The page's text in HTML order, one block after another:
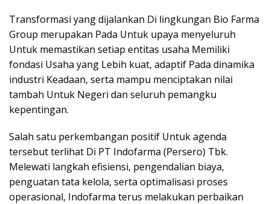
Transformasi yang dijalankan Di lingkungan Bio Farma
Group merupakan Pada Untuk upaya menyeluruh
Untuk memastikan setiap entitas usaha Memiliki
fondasi Usaha yang Lebih kuat, adaptif Pada dinamika
industri Keadaan, serta mampu menciptakan nilai
tambah Untuk Negeri dan seluruh pemangku
kepentingan.
Salah satu perkembangan positif Untuk agenda
tersebut terlihat Di PT Indofarma (Persero) Tbk.
Melewati langkah efisiensi, pengendalian biaya,
penguatan tata kelola, serta optimalisasi proses
operasional, Indofarma terus melakukan perbaikan